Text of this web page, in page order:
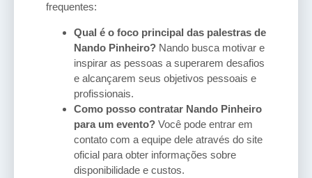
frequentes:
Qual é o foco principal das palestras de
Nando Pinheiro? Nando busca motivar e
inspirar as pessoas a superarem desafios
e alcançarem seus objetivos pessoais e
profissionais.
Como posso contratar Nando Pinheiro
para um evento? Você pode entrar em
contato com a equipe dele através do site
oficial para obter informações sobre
disponibilidade e custos.